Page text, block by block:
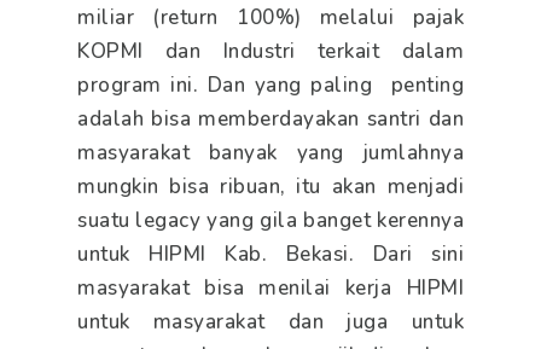
miliar (return 100%) melalui pajak
KOPMI dan Industri terkait dalam
program ini. Dan yang paling penting
adalah bisa memberdayakan santri dan
masyarakat banyak yang jumlahnya
mungkin bisa ribuan, itu akan menjadi
suatu legacy yang gila banget kerennya
untuk HIPMI Kab. Bekasi. Dari sini
masyarakat bisa menilai kerja HIPMI
untuk masyarakat dan juga untuk